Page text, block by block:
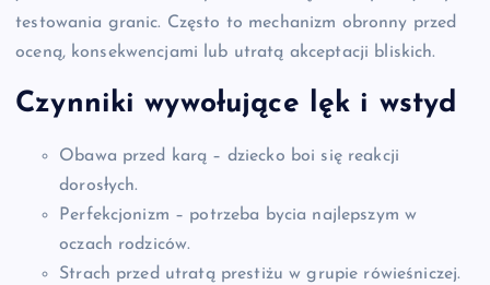
testowania granic. Często to mechanizm obronny przed
oceną, konsekwencjami lub utratą akceptacji bliskich.
Czynniki wywołujące lęk i wstyd
Obawa przed karą – dziecko boi się reakcji
dorosłych.
Perfekcjonizm – potrzeba bycia najlepszym w
oczach rodziców.
Strach przed utratą prestiżu w grupie rówieśniczej.